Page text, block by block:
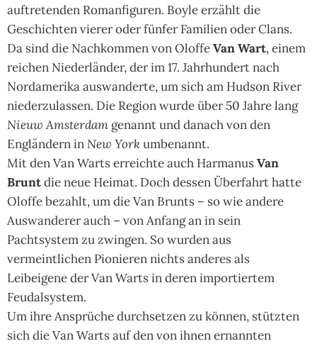
auftretenden Romanfiguren. Boyle erzählt die
Geschichten vierer oder fünfer Familien oder Clans.
Da sind die Nachkommen von OloffeVan Wart, einem
reichen Niederländer, der im 17. Jahrhundert nach
Nordamerika auswanderte, um sich am Hudson River
niederzulassen. Die Region wurde über 50 Jahre lang
Nieuw Amsterdam genannt und danach von den
Engländern inNew Yorkumbenannt.
Mit den Van Warts erreichte auch HarmanusVan
Bruntdie neue Heimat. Doch dessen Überfahrt hatte
Oloffe bezahlt, um die Van Brunts – so wie andere
Auswanderer auch – von Anfang an in sein
Pachtsystem zu zwingen. So wurden aus
vermeintlichen Pionieren nichts anderes als
Leibeigene der Van Warts in deren importiertem
Feudalsystem.
Um ihre Ansprüche durchsetzen zu können, stützten
sich die Van Warts auf den von ihnen ernannten